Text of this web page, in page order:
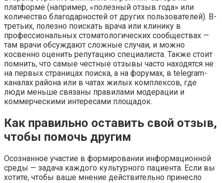
платформе (например, «полезный отзыв года» или
количество благодарностей от других пользователей). В-
третьих, полезно поискать врача или клинику в
профессиональных стоматологических сообществах —
там врачи обсуждают сложные случаи, и можно
косвенно оценить репутацию специалиста. Также стоит
помнить, что самые честные отзывы часто находятся не
на первых страницах поиска, а на форумах, в telegram-
каналах района или в чатах жилых комплексов, где
люди меньше связаны правилами модерации и
коммерческими интересами площадок.
Как правильно оставить свой отзыв,
чтобы помочь другим
Осознанное участие в формировании информационной
среды — задача каждого культурного пациента. Если вы
хотите, чтобы ваше мнение действительно принесло